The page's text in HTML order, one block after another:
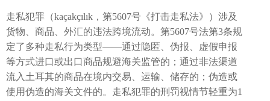
走私犯罪（kaçakçılık，第5607号《打击走私法》）涉及
货物、商品、外汇的违法跨境流动。第5607号法第3条规
定了多种走私行为类型——通过隐匿、伪报、虚假申报
等方式进口或出口商品规避海关监管的；通过非法渠道
流入土耳其的商品在境内交易、运输、储存的；伪造或
使用伪造的海关文件的。走私犯罪的刑罚视情节轻重为1